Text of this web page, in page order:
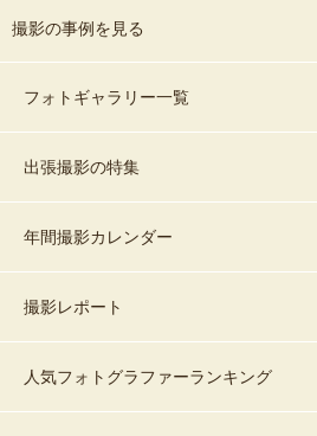
撮影の事例を見る
フォトギャラリー一覧
出張撮影の特集
年間撮影カレンダー
撮影レポート
人気フォトグラファーランキング